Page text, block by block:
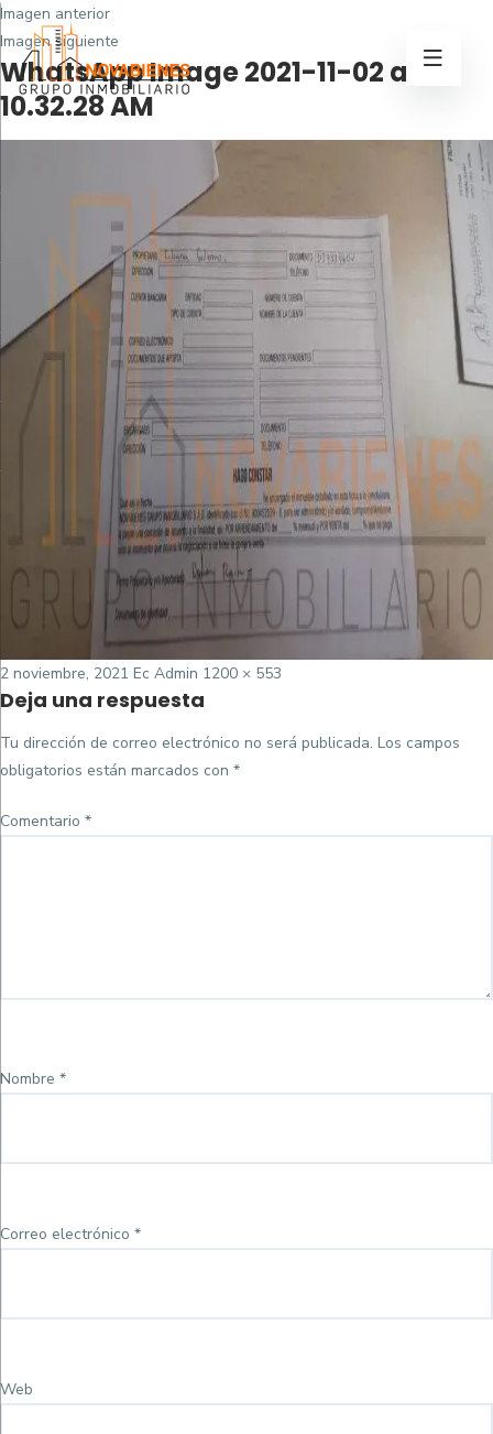
Imagen anterior
Imagen siguiente
WhatsApp Image 2021-11-02 at
10.32.28 AM
Posted
on
2 noviembre, 2021 Ec Admin Tamaño
completo
1200 × 553
Deja una respuesta
Tu dirección de correo electrónico no será publicada. Los campos
obligatorios están marcados con *
Comentario *
Nombre *
Correo electrónico *
Web